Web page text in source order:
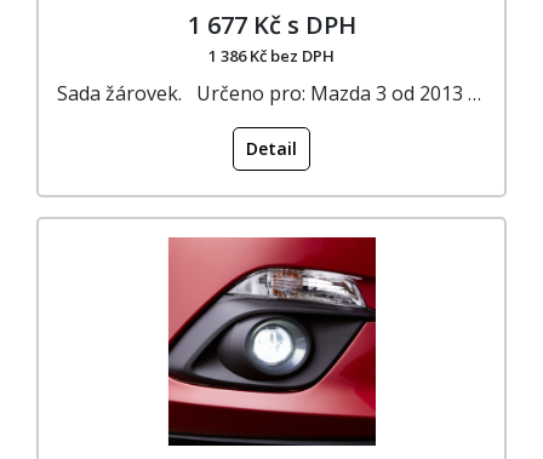
1 677 Kč s DPH
1 386 Kč bez DPH
Sada žárovek. Určeno pro: Mazda 3 od 2013 …
Detail